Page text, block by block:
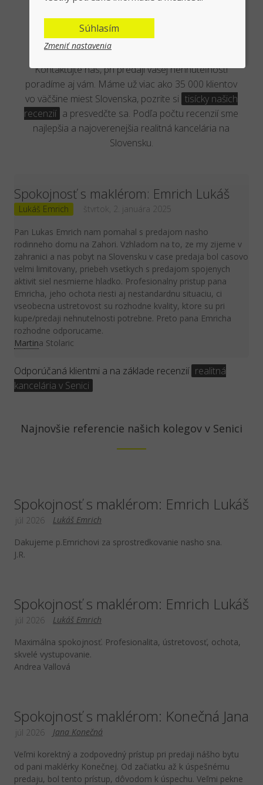
Overená kancelária reálnymi
klientmi
Kontaktujte nás, pri predaji vašej nehnuteľnosti
poradíme aj vám. Máme už viac ako 35 000 klientov
vo väčšine miest Slovenska, pozrite si tisícky našich
recenzií a presvedčte sa. Podľa počtu recenzií sme
najlepšia a najoverenejšia realitná kancelária na
Slovensku.
Spokojnosť s maklérom: Emrich Lukáš
Lukáš Emrich štvrtok, 2. januára 2025
Pan Lukas Emrich nam pomahal s predajom nasho
rodinneho domu na Zahori. Vzhladom na to, ze my zijeme v
zahranici a nas pobyt na Slovensku v case predaja bol casovo
velmi limitovany, priebeh vsetkych s predajom spojenych
aktivit siel nesmierne hladko. Profesionalny pristup pana
Emricha, jeho ochota riesti aj nestandardnu situaciu, ci
vseobecna ustretovost su rozhodne kvality, ktore su pri
kupe/predaji nehnutelnosti potrebne. Preto pana Emricha
rozhodne odporucame.
Martina Stolaric
Odporúčaná klientmi a na základe recenzií realitná
kancelária v Senici
Najnovšie referencie našich kolegov v Senici
Spokojnosť s maklérom: Emrich Lukáš
Lukáš Emrich
júl 2026
Dakujeme p.Emrichovi za sprostredkovanie nasho sna.
J.R.
Spokojnosť s maklérom: Emrich Lukáš
Lukáš Emrich
júl 2026
Maximálna spokojnosť. Profesionalita, ústretovosť, ochota,
skvelé vystupovanie.
Andrea Vallová
Spokojnosť s maklérom: Konečná Jana
Jana Konečná
júl 2026
Veľmi korektný a zodpovedný prístup pri predaji nášho bytu
od pani maklérky Konečnej. Od začiatku až k úspešnému
predaju, bol tento prístup, dôvodom k úspechu. Veľmi pekne
Súhlasím
Zmeniť nastavenia